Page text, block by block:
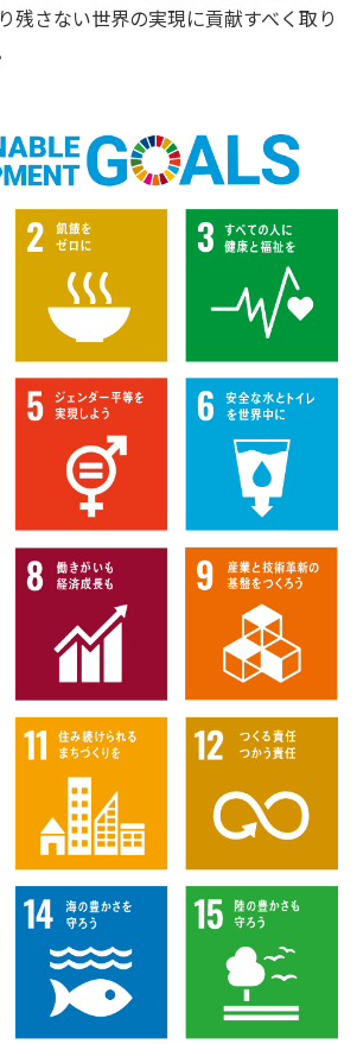
残さない世界の実現に貢献すべく取り